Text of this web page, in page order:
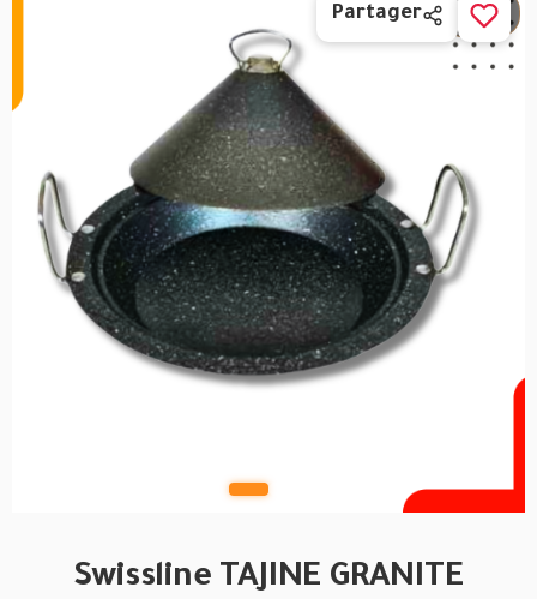
Swissline TAJINE GRANITE
1 / 4
Partager